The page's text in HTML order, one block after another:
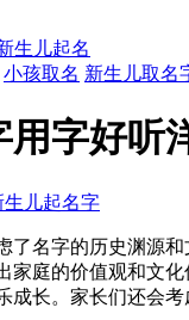
生儿起名
小孩取名 新生儿取名
用字好听
生儿起名字
了名字的历史渊源
家庭的价值观和文
成长。家长们还会